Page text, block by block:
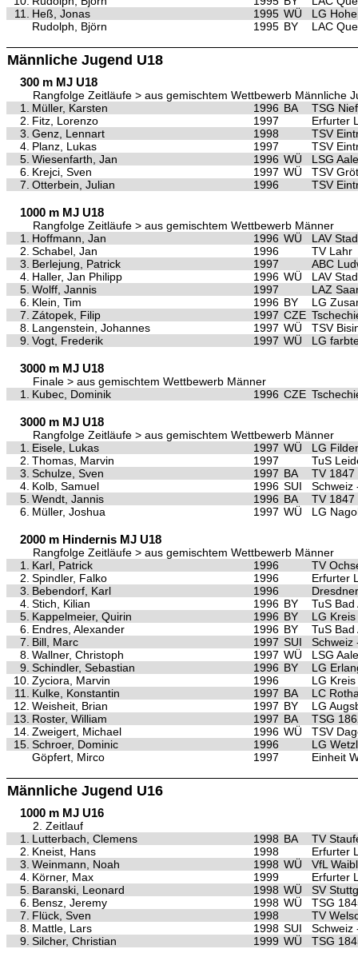
11.
Heß, Jonas 1995 WÜ
LG
Rudolph, Björn
1995 BY LAC
Männliche Jugend U18
300 m MJ U18
Rangfolge Zeitläufe > aus gemischtem Wettbewerb Männliche
1.
Müller, Karsten 1996 BA
TSG
2. Fitz, Lorenzo 1997
Erfurter
3. Genz, Lennart 1998
TSV
4. Planz, Lukas 1997
TSV
5. Wiesenfarth, Jan 1996 WÜ
LSG
6. Krejci, Sven 1997 WÜ
TSV
7. Otterbein, Julian 1996 TSV
1000 m MJ U18
Rangfolge Zeitläufe > aus gemischtem Wettbewerb Männer
1.
Hoffmann, Jan 1996 WÜ
LAV
2. Schabel, Jan 1996
TV Lahr
3. Berlejung, Patrick 1997
ABC
4. Haller, Jan Philipp 1996 WÜ
LAV
5. Wolff, Jannis 1997
LAZ
6. Klein, Tim 1996 BY
LG
7. Zátopek, Filip 1997 CZE
8. Langenstein, Johannes 1997 WÜ
TSV
9. Vogt, Frederik 1997 WÜ LG
3000 m MJ U18
Finale > aus gemischtem Wettbewerb Männer
1.
Kubec, Dominik 1996 CZE
3000 m MJ U18
Rangfolge Zeitläufe > aus gemischtem Wettbewerb Männer
1.
Eisele, Lukas 1997 WÜ
LG Filder
2. Thomas, Marvin 1997
TuS
3. Schulze, Sven 1997 BA
TV 1847
4. Kolb, Samuel 1996 SUI
Schweiz
5. Wendt, Jannis 1996 BA
TV 1847
6. Müller, Joshua 1997 WÜ LG
2000 m Hindernis MJ U18
Rangfolge Zeitläufe > aus gemischtem Wettbewerb Männer
1.
Karl, Patrick 1996
TV
2. Spindler, Falko 1996
Erfurter
3. Bebendorf, Karl 1996
4. Stich, Kilian 1996 BY
TuS Bad
5. Kappelmeier, Quirin 1996 BY
LG
6. Endres, Alexander 1996 BY
TuS Bad
7. Bill, Marc 1997 SUI
Schweiz
8. Wallner, Christoph 1997 WÜ
LSG
9. Schindler, Sebastian 1996 BY
LG
10. Zyciora, Marvin 1996
LG
11.
Kulke, Konstantin 1997 BA
LC
12. Weisheit, Brian 1997 BY
LG
13. Roster, William 1997 BA
TSG
14. Zweigert, Michael 1996 WÜ
TSV
15. Schroer, Dominic 1996
LG
Göpfert, Mirco
1997 Einheit
Männliche Jugend U16
1000 m MJ U16
2. Zeitlauf
1.
Lutterbach, Clemens 1998 BA
TV
2. Kneist, Hans 1998
Erfurter
3. Weinmann, Noah 1998 WÜ
VfL
4. Körner, Max 1999
Erfurter
5. Baranski, Leonard 1998 WÜ
SV
6. Bensz, Jeremy 1998 WÜ
TSG
7. Flück, Sven 1998
TV
8. Mattle, Lars 1998 SUI
Schweiz
9. Silcher, Christian 1999 WÜ TSG